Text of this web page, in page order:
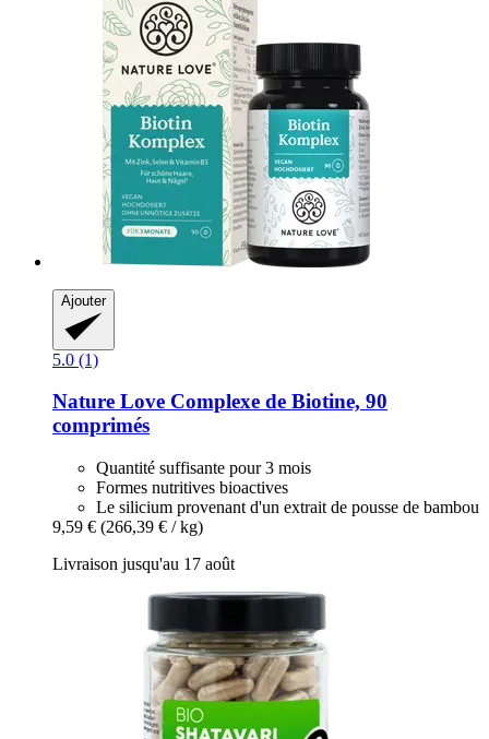
Ajouter
5.0 (1)
Nature Love Complexe de Biotine, 90
comprimés
Quantité suffisante pour 3 mois
Formes nutritives bioactives
Le silicium provenant d'un extrait de pousse de bambou
9,59 € (266,39 € / kg)
Livraison jusqu'au 17 août